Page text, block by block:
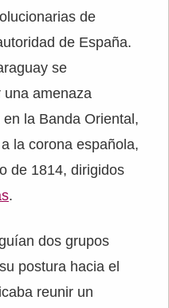
de
de España.
se
amenaza
la Banda Oriental,
la corona española,
de 1814, dirigidos
.
dos grupos
postura hacia el
reunir un